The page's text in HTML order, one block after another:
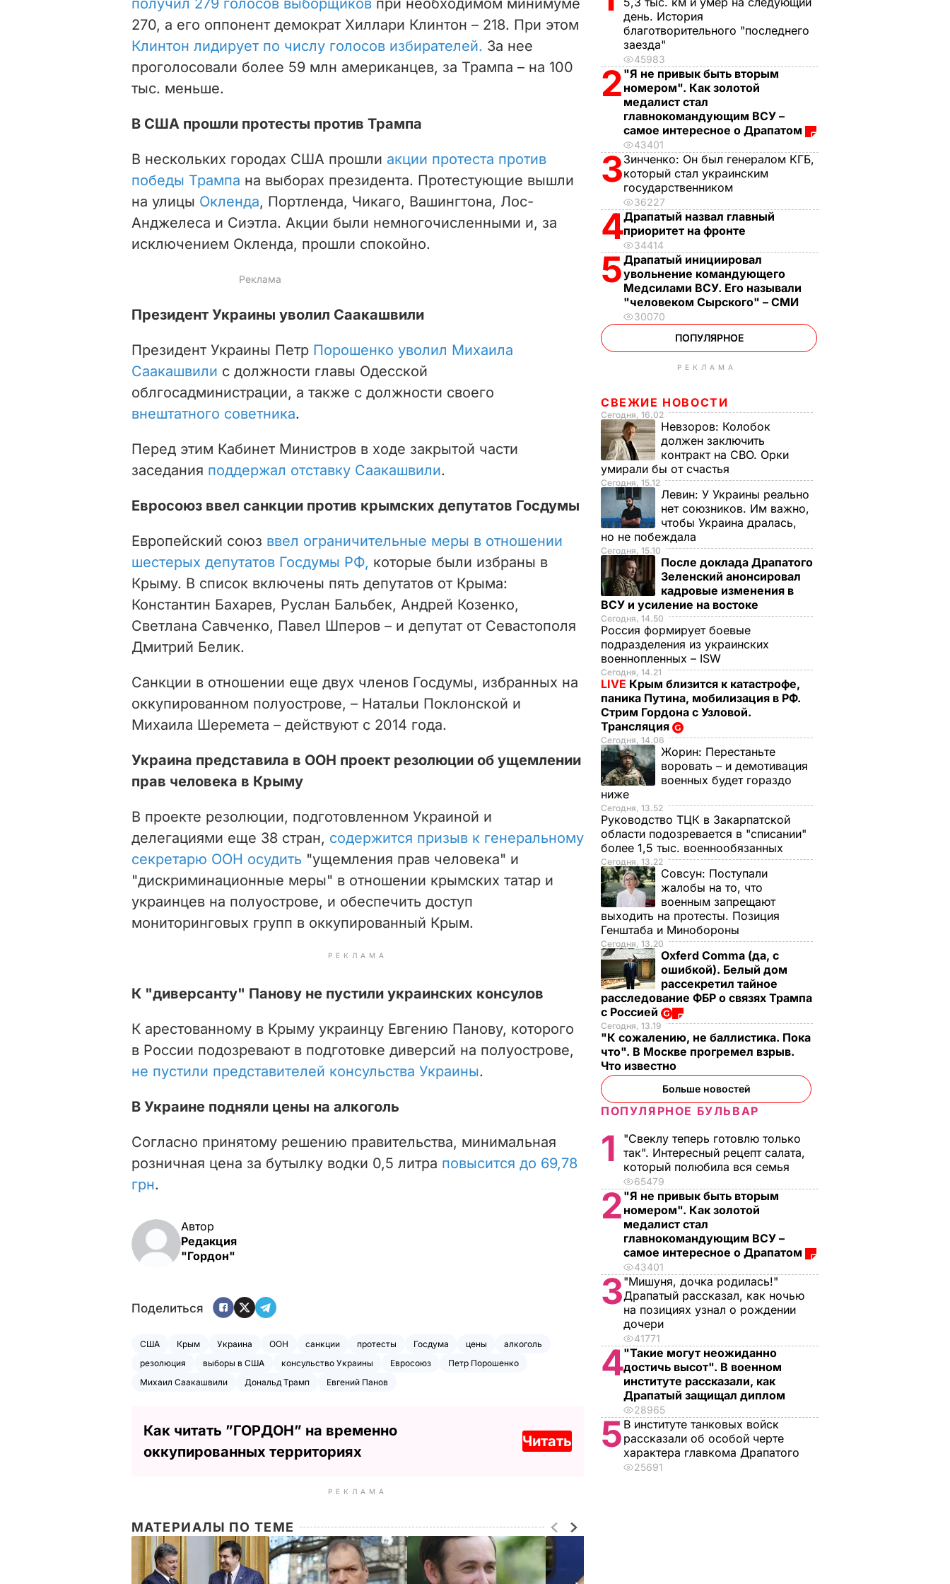
d
e
270, а его оппонент демократ Хиллари Клинтон – 218. При этом
Клинтон лидирует по числу голосов избирателей. За нее
проголосовали более 59 млн американцев, за Трампа – на 100
тыс. меньше.
В США прошли протесты против Трампа
В нескольких городах США прошли акции протеста против
победы Трампа на выборах президента. Протестующие вышли
на улицы Окленда, Портленда, Чикаго, Вашингтона, Лос-
Анджелеса и Сиэтла. Акции были немногочисленными и, за
исключением Окленда, прошли спокойно.
Президент Украины уволил Саакашвили
Президент Украины Петр Порошенко уволил Михаила
Саакашвили с должности главы Одесской
облгосадминистрации, а также с должности своего
внештатного советника.
Перед этим Кабинет Министров в ходе закрытой части
заседания поддержал отставку Саакашвили.
Евросоюз ввел санкции против крымских депутатов Госдумы
Европейский союз ввел ограничительные меры в отношении
шестерых депутатов Госдумы РФ, которые были избраны в
Крыму. В список включены пять депутатов от Крыма:
Константин Бахарев, Руслан Бальбек, Андрей Козенко,
Светлана Савченко, Павел Шперов – и депутат от Севастополя
Дмитрий Белик.
Санкции в отношении еще двух членов Госдумы, избранных на
оккупированном полуострове, – Натальи Поклонской и
Михаила Шеремета – действуют с 2014 года.
Украина представила в ООН проект резолюции об ущемлении
прав человека в Крыму
В проекте резолюции, подготовленном Украиной и
делегациями еще 38 стран, содержится призыв к генеральному
секретарю ООН осудить "ущемления прав человека" и
"дискриминационные меры" в отношении крымских татар и
украинцев на полуострове, и обеспечить доступ
мониторинговых групп в оккупированный Крым.
РЕКЛАМА
К "диверсанту" Панову не пустили украинских консулов
К арестованному в Крыму украинцу Евгению Панову, которого
в России подозревают в подготовке диверсий на полуострове,
не пустили представителей консульства Украины.
В Украине подняли цены на алкоголь
Согласно принятому решению правительства, минимальная
розничная цена за бутылку водки 0,5 литра повысится до 69,78
грн.
Автор
Редакция
"Гордон"
Поделиться
США Крым Украина ООН санкции протесты Госдума цены
алкоголь
резолюция
выборы в США консульство Украины Евросоюз
Петр Порошенко
Михаил Саакашвили
Дональд Трамп Евгений Панов
Как читать ”ГОРДОН” на временно
оккупированных территориях
Читать
РЕКЛАМА
МАТЕРИАЛЫ ПО ТЕМЕ
день. История
благотворительного "последнего
заезда"
45983
2 "Я не привык быть вторым
номером". Как золотой
медалист стал
главнокомандующим ВСУ –
самое интересное о Драпатом
43401
3Зинченко: Он был генералом КГБ,
который стал украинским
государственником
36227
4Драпатый назвал главный
приоритет на фронте
34414
5Драпатый инициировал
увольнение командующего
Медсилами ВСУ. Его называли
"человеком Сырского" – СМИ
30070
ПОПУЛЯРНОЕ
РЕКЛАМА
СВЕЖИЕ НОВОСТИ
Сегодня, 16.02
Невзоров: Колобок
должен заключить
контракт на СВО. Орки
умирали бы от счастья
Сегодня, 15.12
Левин: У Украины реально
нет союзников. Им важно,
чтобы Украина дралась,
но не побеждала
Сегодня, 15.10
После доклада Драпатого
Зеленский анонсировал
кадровые изменения в
ВСУ и усиление на востоке
Сегодня, 14.50
Россия формирует боевые
подразделения из украинских
военнопленных – ISW
Сегодня, 14.21
LIVE Крым близится к катастрофе,
паника Путина, мобилизация в РФ.
Стрим Гордона с Узловой.
Трансляция
Сегодня, 14.06
Жорин: Перестаньте
воровать – и демотивация
военных будет гораздо
ниже
Сегодня, 13.52
Руководство ТЦК в Закарпатской
области подозревается в "списании"
более 1,5 тыс. военнообязанных
Сегодня, 13.22
Совсун: Поступали
жалобы на то, что
военным запрещают
выходить на протесты. Позиция
Генштаба и Минобороны
Сегодня, 13.20
Oxferd Comma (да, с
ошибкой). Белый дом
рассекретил тайное
расследование ФБР о связях Трампа
с Россией
Сегодня, 13.19
"К сожалению, не баллистика. Пока
что". В Москве прогремел взрыв.
Что известно
Больше новостей
ПОПУЛЯРНОЕ БУЛЬВАР
1
"Свеклу теперь готовлю только
так". Интересный рецепт салата,
который полюбила вся семья
65479
2 "Я не привык быть вторым
номером". Как золотой
медалист стал
главнокомандующим ВСУ –
самое интересное о Драпатом
43401
3"Мишуня, дочка родилась!"
Драпатый рассказал, как ночью
на позициях узнал о рождении
дочери
41771
4"Такие могут неожиданно
достичь высот". В военном
институте рассказали, как
Драпатый защищал диплом
28965
5 В институте танковых войск
рассказали об особой черте
характера главкома Драпатого
25691